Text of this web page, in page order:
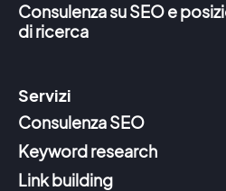
Consulenza su SEO e
di ricerca
Servizi
Consulenza SEO
Keyword research
Link building